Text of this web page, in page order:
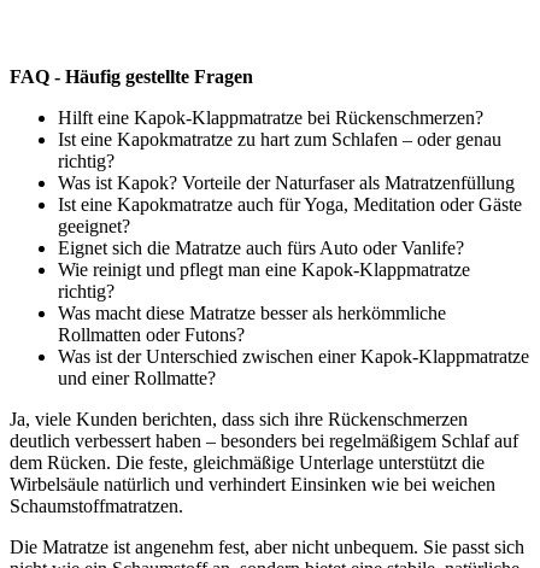
FAQ - Häufig gestellte Fragen
Hilft eine Kapok-Klappmatratze bei Rückenschmerzen?
Ist eine Kapokmatratze zu hart zum Schlafen – oder genau
richtig?
Was ist Kapok? Vorteile der Naturfaser als Matratzenfüllung
Ist eine Kapokmatratze auch für Yoga, Meditation oder Gäste
geeignet?
Eignet sich die Matratze auch fürs Auto oder Vanlife?
Wie reinigt und pflegt man eine Kapok-Klappmatratze
richtig?
Was macht diese Matratze besser als herkömmliche
Rollmatten oder Futons?
Was ist der Unterschied zwischen einer Kapok-Klappmatratze
und einer Rollmatte?
Ja, viele Kunden berichten, dass sich ihre Rückenschmerzen
deutlich verbessert haben – besonders bei regelmäßigem Schlaf auf
dem Rücken. Die feste, gleichmäßige Unterlage unterstützt die
Wirbelsäule natürlich und verhindert Einsinken wie bei weichen
Schaumstoffmatratzen.
Die Matratze ist angenehm fest, aber nicht unbequem. Sie passt sich